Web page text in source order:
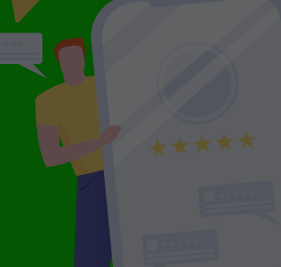
elettrico in legno,
di contenimento con
antidecubito. Noleggio
giorni da 109 euro.
NOLEGGIO
da 109,01€